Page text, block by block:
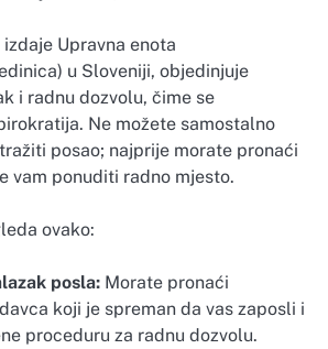
Upravna enota
u Sloveniji, objedinjuje
i radnu dozvolu, čime se
Ne možete samostalno
posao; najprije morate pronaći
vam ponuditi radno mjesto.
ovako:
posla: Morate pronaći
koji je spreman da vas zaposli i
proceduru za radnu dozvolu.